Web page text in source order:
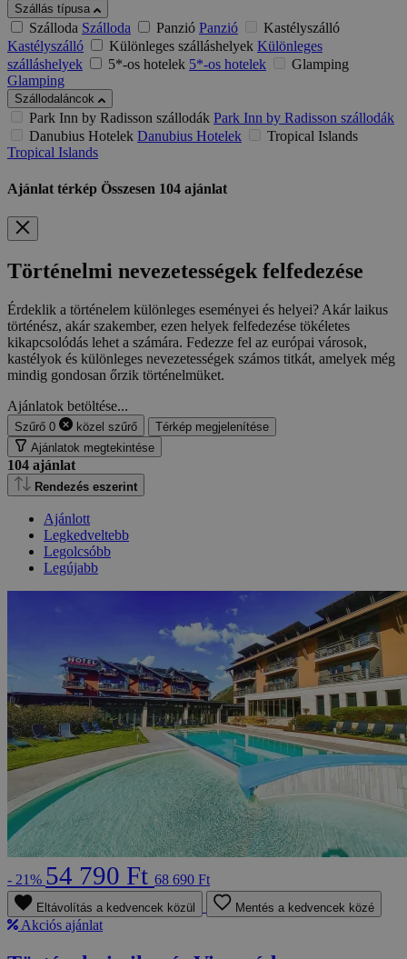
Szállás típusa
Szálloda Szálloda Panzió Panzió
Kastélyszálló
Kastélyszálló
Különleges szálláshelyek Különleges
szálláshelyek
5*-os hotelek 5*-os hotelek
Glamping
Glamping
Szállodaláncok
Park Inn by Radisson szállodák Park Inn by Radisson szállodák
Danubius Hotelek Danubius Hotelek
Tropical Islands
Tropical Islands
Ajánlat térkép Összesen 104 ajánlat
Történelmi nevezetességek felfedezése
Érdeklik a történelem különleges eseményei és helyei? Akár laikus
történész, akár szakember, ezen helyek felfedezése tökéletes
kikapcsolódás lehet a számára. Fedezze fel az európai városok,
kastélyok és különleges nevezetességek számos titkát, amelyek még
mindig gondosan őrzik történelmüket.
Ajánlatok betöltése...
Szűrő 0 közel szűrő
Térkép megjelenítése
Ajánlatok megtekintése
104 ajánlat
Rendezés eszerint
Ajánlott
Legkedveltebb
Legolcsóbb
Legújabb
- 21% 54 790 Ft 68 690 Ft
Eltávolítás a kedvencek közül Mentés a kedvencek közé
Akciós ajánlat